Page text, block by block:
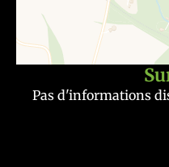
Pas d'informations